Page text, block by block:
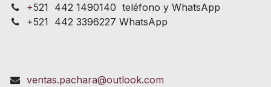
+521 442 1490140 teléfono y WhatsApp
+521 442 3396227 WhatsApp
ventas.pachara@outlook.com